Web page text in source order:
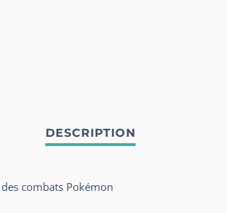
combats Pokémon